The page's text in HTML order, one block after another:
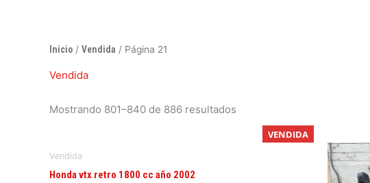
Inicio / Vendida / Página 21
Vendida
Mostrando 801–840 de 886 resultados
VENDIDA
Vendida
Honda vtx retro 1800 cc año 2002